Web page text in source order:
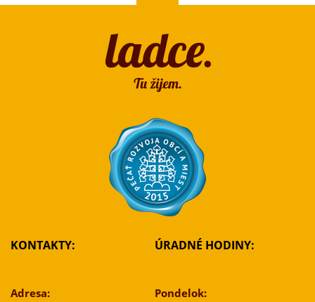
KONTAKTY:
Adresa:
ÚRADNÉ HODINY:
Pondelok: